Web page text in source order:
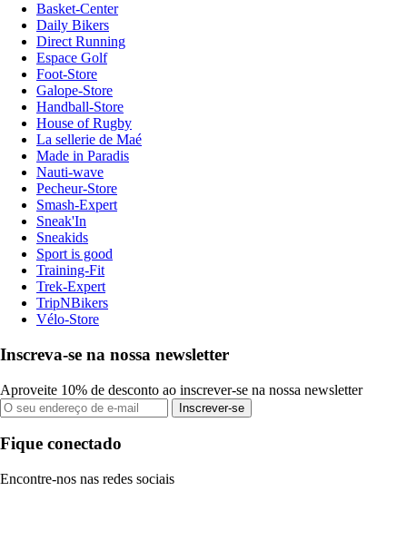
Basket-Center
Daily Bikers
Direct Running
Espace Golf
Foot-Store
Galope-Store
Handball-Store
House of Rugby
La sellerie de Maé
Made in Paradis
Nauti-wave
Pecheur-Store
Smash-Expert
Sneak'In
Sneakids
Sport is good
Training-Fit
Trek-Expert
TripNBikers
Vélo-Store
Inscreva-se na nossa newsletter
Aproveite 10% de desconto ao inscrever-se na nossa newsletter
Inscrever-se
Fique conectado
Encontre-nos nas redes sociais